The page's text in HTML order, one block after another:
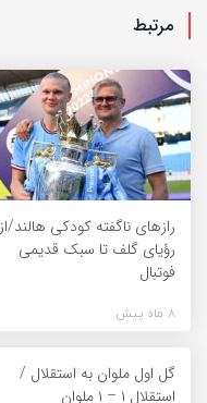
مرتبط
راز‌های ناگفته کودکی هالند/از
رؤیای گلف تا سبک قدیمی
فوتبال
8 ماه پیش
گل اول ملوان به استقلال /
استقلال ۱ – ۱ ملوان